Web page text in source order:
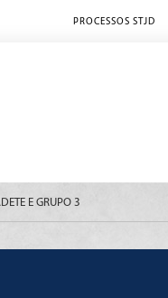
PROCESSOS STJD
E GRUPO 3